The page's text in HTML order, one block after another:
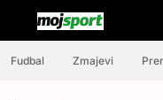
Fudbal Zmajevi